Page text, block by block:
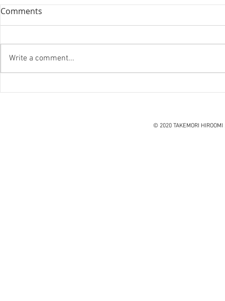
ハノイ読書会『レオナルド・
『笑う住宅
Comments
Write a comment...
© 2020 TAKEMORI